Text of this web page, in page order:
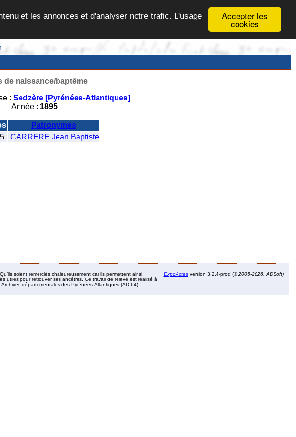
Accepter les
cookies
et les annonces et d'analyser notre trafic. L'usage
de naissance/baptême
: Sedzère [Pyrénées-Atlantiques]
Année : 1895
Patronymes
CARRERE Jean Baptiste
soient remerciés chaleureusement car ils permettent ainsi,
utiles pour retrouver ses ancêtres. Ce travail de relevé est réalisé à
départementales des Pyrénées-Atlantiques (AD 64).
ExpoActesversion 3.2.4-prod (©2005-2026, ADSoft)